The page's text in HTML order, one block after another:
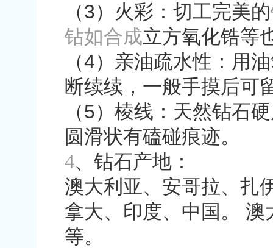
（3）火彩：切工完美的
钻如合成立方氧化锆等
（4）亲油疏水性：用
断续续，一般手摸后可
（5）棱线：天然钻石
圆滑状有磕碰痕迹。
4、钻石产地：
澳大利亚、安哥拉、扎
拿大、印度、中国。
澳
等。